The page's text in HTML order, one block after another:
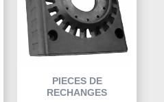
PIECES DE
RECHANGES